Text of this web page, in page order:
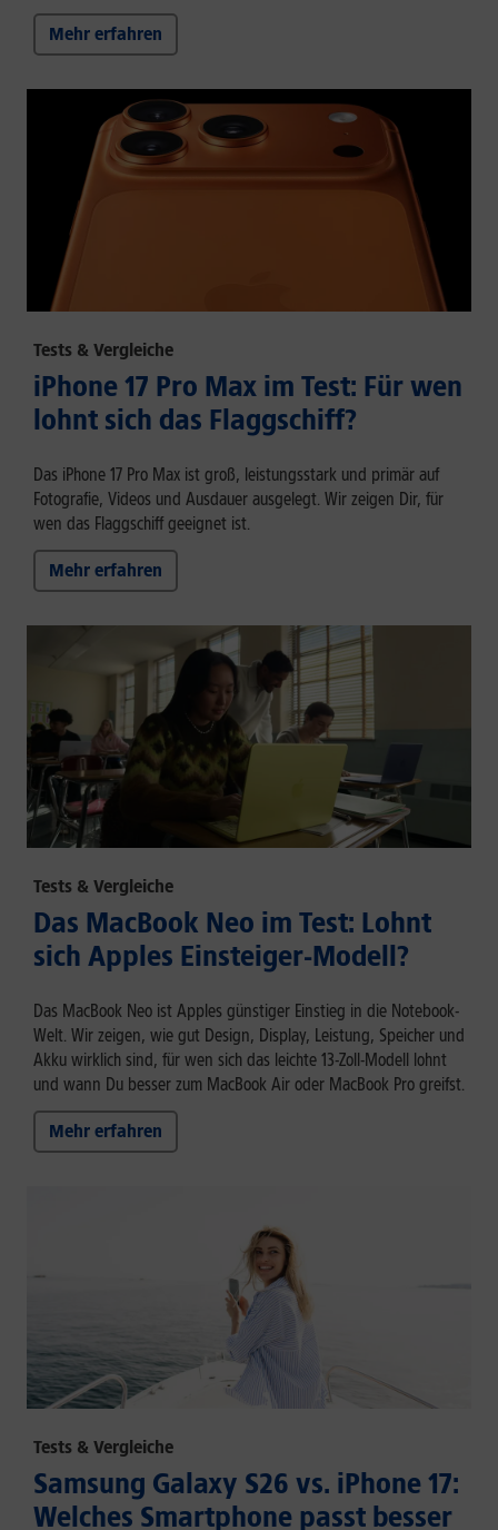
Mehr erfahren
Tests & Vergleiche
iPhone 17 Pro Max im Test: Für wen
lohnt sich das Flaggschiff?
Das iPhone 17 Pro Max ist groß, leistungsstark und primär auf
Fotografie, Videos und Ausdauer ausgelegt. Wir zeigen Dir, für
wen das Flaggschiff geeignet ist.
Mehr erfahren
Tests & Vergleiche
Das MacBook Neo im Test: Lohnt
sich Apples Einsteiger-Modell?
Das MacBook Neo ist Apples günstiger Einstieg in die Notebook-
Welt. Wir zeigen, wie gut Design, Display, Leistung, Speicher und
Akku wirklich sind, für wen sich das leichte 13-Zoll-Modell lohnt
und wann Du besser zum MacBook Air oder MacBook Pro greifst.
Mehr erfahren
Tests & Vergleiche
Samsung Galaxy S26 vs. iPhone 17:
Welches Smartphone passt besser